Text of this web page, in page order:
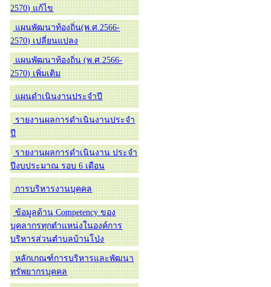
2570) แก้ไข
แผนพัฒนาท้องถิ่น(พ.ศ.2566-
2570) เปลี่ยนแปลง
แผนพัฒนาท้องถิ่น (พ.ศ.2566-
2570) เพิ่มเติม
แผนดำเนินงานประจำปี
รายงานผลการดำเนินงานประจำ
ปี
รายงานผลการดำเนินงาน ประจำ
ปีงบประมาณ รอบ 6 เดือน
การบริหารงานบุคคล
ข้อมูลด้าน Competency ของ
บุคลากรทุกตำแหน่งในองค์การ
บริหารส่วนตำบลบ้านโป่ง
หลักเกณฑ์การบริหารและพัฒนา
ทรัพยากรบุคคล